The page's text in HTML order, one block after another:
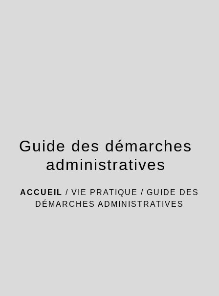
Guide des démarches
administratives
ACCUEIL / VIE PRATIQUE / GUIDE DES
DÉMARCHES ADMINISTRATIVES